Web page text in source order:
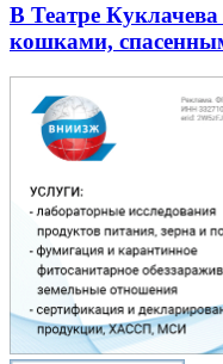
В Театре
кошками,